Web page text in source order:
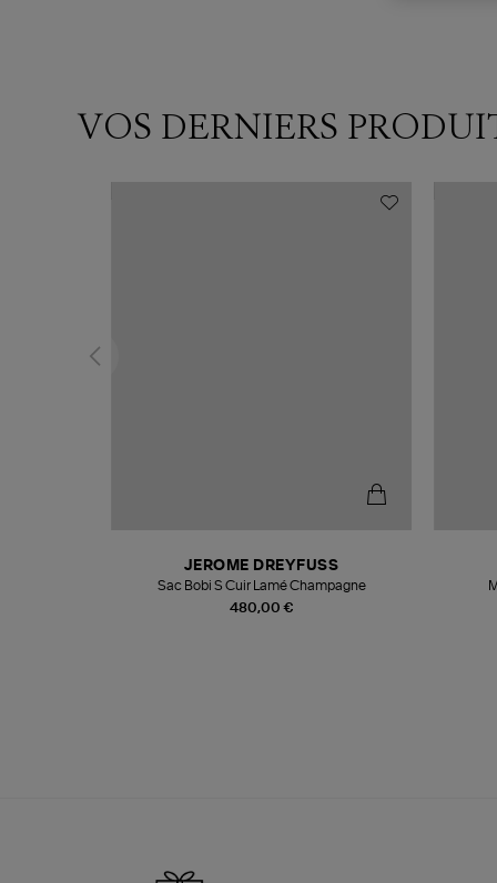
VOS DERNIERS
480,00 €
JEROME DREYFUSS
Sac Bobi S Cuir Lamé Champagne